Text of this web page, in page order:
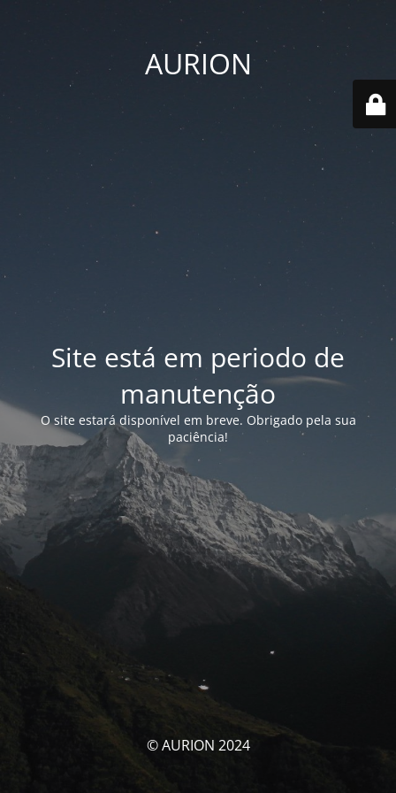
AURION
Site está em periodo de
manutenção
O site estará disponível em breve. Obrigado pela sua
paciência!
© AURION 2024